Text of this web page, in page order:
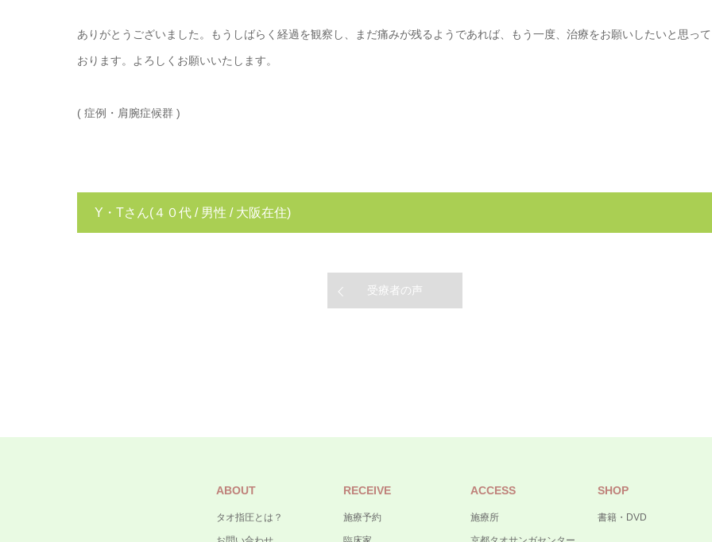
ありがとうございました。もうしばらく経過を観察し、まだ痛みが残るようであれば、もう一度、治療をお願いしたいと思って
おります。よろしくお願いいたします。
( 症例・肩腕症候群 )
Y・Tさん(４０代 / 男性 / 大阪在住)
受療者の声
ABOUT
タオ指圧とは？
RECEIVE
施療予約
ACCESS
施療所
SHOP
書籍・DVD